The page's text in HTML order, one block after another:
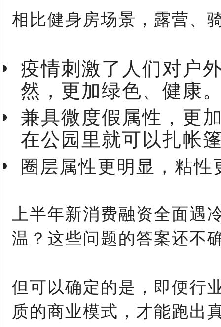
相比健身房场景，露营、
疫情刺激了人们对户
然，更加绿色、健康
兼具微度假属性，更
在公园里就可以扎帐
圈层属性更明显，粘性
上半年新消费融资全面遇
温？这些问题的答案还不
但可以确定的是，即便行
质的商业模式，才能跑出